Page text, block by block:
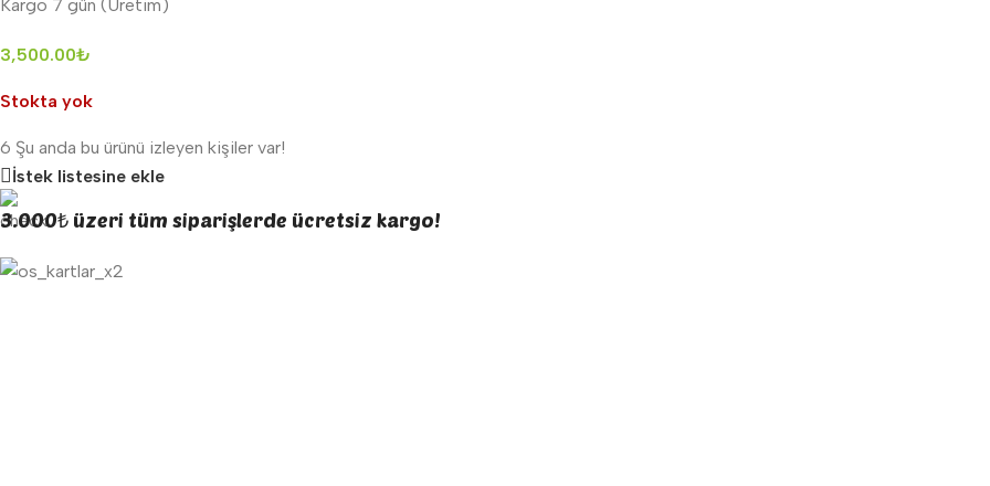
Kargo 7 gün (Üretim)
3,500.00₺
Stokta yok
6 Şu anda bu ürünü izleyen kişiler var!
İstek listesine ekle
3.000₺ üzeri tüm siparişlerde ücretsiz kargo!